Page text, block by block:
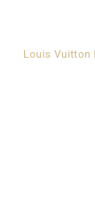
Louis Vuitton